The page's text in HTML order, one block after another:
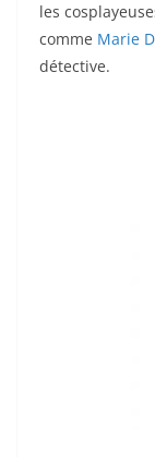
les
comme Marie
détective.